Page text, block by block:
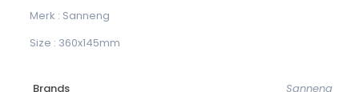
Merk : Sanneng
Size : 360x145mm
Brands Sanneng